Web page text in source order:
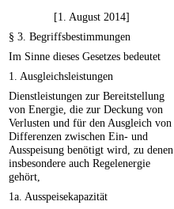
[1. August 2014]
§ 3. Begriffsbestimmungen
Im Sinne dieses Gesetzes bedeutet
1. Ausgleichsleistungen
Dienstleistungen zur Bereitstellung
von Energie, die zur Deckung von
Verlusten und für den Ausgleich von
Differenzen zwischen Ein- und
Ausspeisung benötigt wird, zu denen
insbesondere auch Regelenergie
gehört,
1a. Ausspeisekapazität